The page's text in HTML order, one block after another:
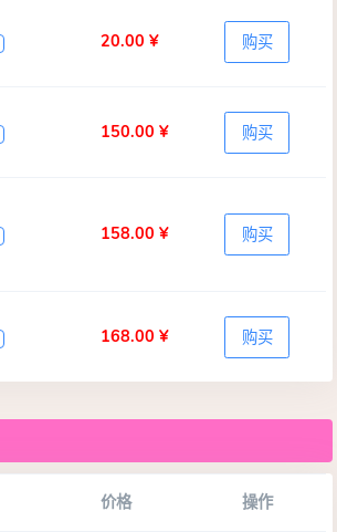
20.00 ¥ 购买
150.00 ¥ 购买
158.00 ¥ 购买
168.00 ¥ 购买
价格 操作